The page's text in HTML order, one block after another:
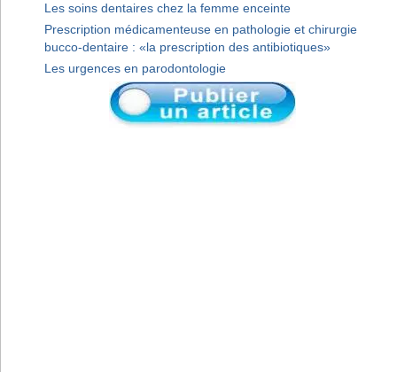
Les soins dentaires chez la femme enceinte
Prescription médicamenteuse en pathologie et chirurgie
bucco-dentaire : «la prescription des antibiotiques»
Les urgences en parodontologie